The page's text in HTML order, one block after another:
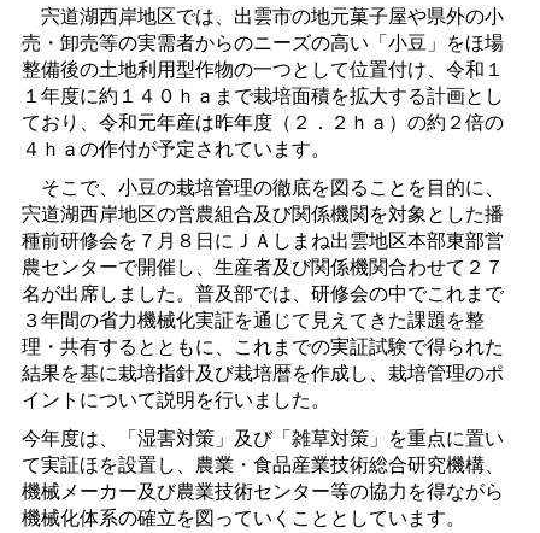
宍道湖西岸地区では、出雲市の地元菓子屋や県外の小
売・卸売等の実需者からのニーズの高い「小豆」をほ場
整備後の土地利用型作物の一つとして位置付け、令和１
１年度に約１４０ｈａまで栽培面積を拡大する計画とし
ており、令和元年産は昨年度（２．２ｈａ）の約２倍の
４ｈａの作付が予定されています。
そこで、小豆の栽培管理の徹底を図ることを目的に、
宍道湖西岸地区の営農組合及び関係機関を対象とした播
種前研修会を７月８日にＪＡしまね出雲地区本部東部営
農センターで開催し、生産者及び関係機関合わせて２７
名が出席しました。普及部では、研修会の中でこれまで
３年間の省力機械化実証を通じて見えてきた課題を整
理・共有するとともに、これまでの実証試験で得られた
結果を基に栽培指針及び栽培暦を作成し、栽培管理のポ
イントについて説明を行いました。
今年度は、「湿害対策」及び「雑草対策」を重点に置い
て実証ほを設置し、農業・食品産業技術総合研究機構、
機械メーカー及び農業技術センター等の協力を得ながら
機械化体系の確立を図っていくこととしています。